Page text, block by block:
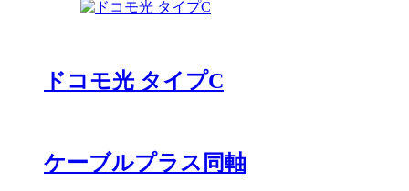
ドコモ光 タイプC
ケーブルプラス同軸